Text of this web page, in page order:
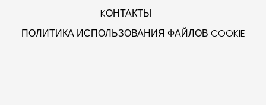
KОНТАКТЫ
ПОЛИТИКА ИСПОЛЬЗОВАНИЯ ФАЙЛОВ COOKIE